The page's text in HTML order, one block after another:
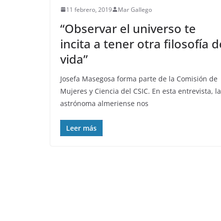
11 febrero, 2019 Mar Gallego
“Observar el universo te
incita a tener otra filosofía
vida”
Josefa Masegosa forma parte de la Comisión de
Mujeres y Ciencia del CSIC. En esta entrevista, la
astrónoma almeriense nos
Leer más